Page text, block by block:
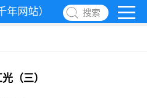
年网站） 搜索
（三）